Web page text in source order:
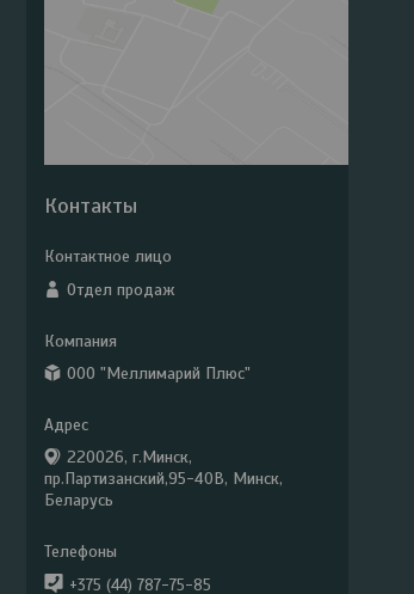
Контакты
Отдел продаж
ООО "Меллимарий Плюс"
220026, г.Минск,
пр.Партизанский,95-40В, Минск,
Беларусь
+375 (44) 787-75-85